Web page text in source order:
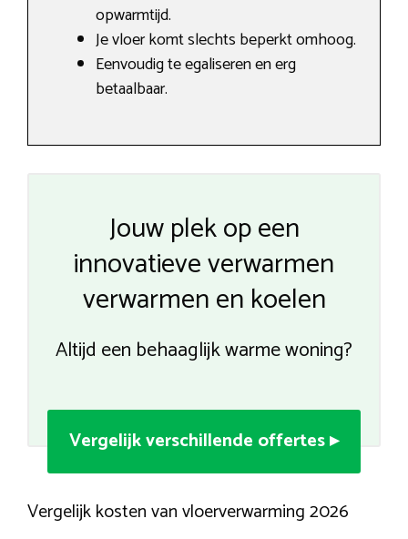
opwarmtijd.
Je vloer komt slechts beperkt omhoog.
Eenvoudig te egaliseren en erg
betaalbaar.
Jouw plek op een
innovatieve verwarmen
verwarmen en koelen
Altijd een behaaglijk warme woning?
Vergelijk verschillende offertes ▸
Vergelijk kosten van vloerverwarming 2026